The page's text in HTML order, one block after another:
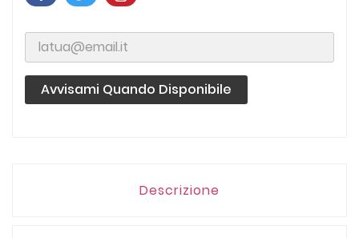
Avvisami Quando Disponibile
Descrizione